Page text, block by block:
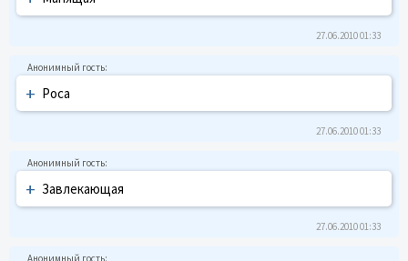
27.06.2010 01:33
+ Роса
27.06.2010 01:33
+ Завлекающая
27.06.2010 01:33